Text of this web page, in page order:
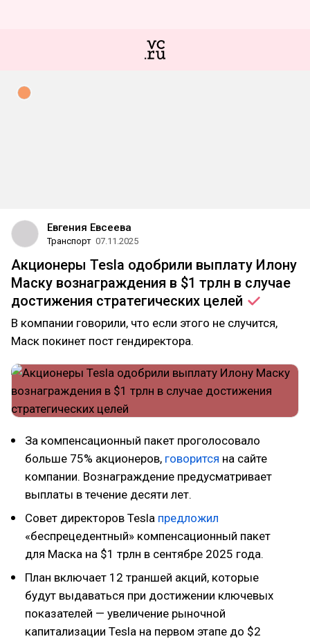
Евгения Евсеева
Транспорт 07.11.2025
Акционеры Tesla одобрили выплату Илону
Маску вознаграждения в $1 трлн в случае
достижения стратегических целей
В компании говорили, что если этого не случится,
Маск покинет пост гендиректора.
За компенсационный пакет проголосовало
больше 75% акционеров, говорится на сайте
компании. Вознаграждение предусматривает
выплаты в течение десяти лет.
Совет директоров Tesla предложил
«беспрецедентный» компенсационный пакет
для Маска на $1 трлн в сентябре 2025 года.
План включает 12 траншей акций, которые
будут выдаваться при достижении ключевых
показателей — увеличение рыночной
капитализации Tesla на первом этапе до $2